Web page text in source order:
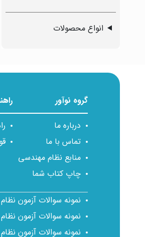
انواع محصولات
گروه نوآور
درباره ما
تماس با ما
منابع نظام مهندسی
چاپ کتاب شما
نمونه سوالات آزمون
نمونه سوالات آزمون
نمونه سوالات آزمون